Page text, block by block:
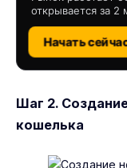
открывается за 2
Начать сейчас
Шаг 2.
кошелька